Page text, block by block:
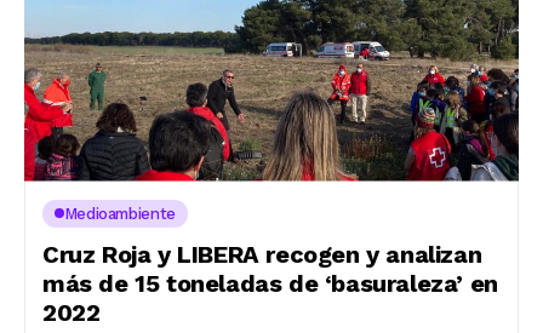
Medioambiente
Cruz Roja y LIBERA recogen y analizan
más de 15 toneladas de ‘basuraleza’ en
2022